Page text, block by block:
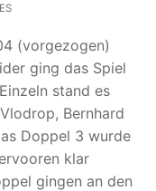
(vorgezogen)
ging das Spiel
stand es
Bernhard
Doppel 3 wurde
klar
gingen an den